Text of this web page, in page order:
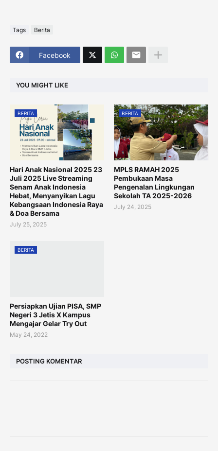
Tags Berita
Facebook
YOU MIGHT LIKE
BERITA
Hari Anak Nasional 2025 23
Juli 2025 Live Streaming
Senam Anak Indonesia
Hebat, Menyanyikan Lagu
Kebangsaan Indonesia Raya
& Doa Bersama
July 25, 2025
BERITA
MPLS RAMAH 2025
Pembukaan Masa
Pengenalan Lingkungan
Sekolah TA 2025-2026
July 24, 2025
BERITA
Persiapkan Ujian PISA, SMP
Negeri 3 Jetis X Kampus
Mengajar Gelar Try Out
May 24, 2022
POSTING KOMENTAR